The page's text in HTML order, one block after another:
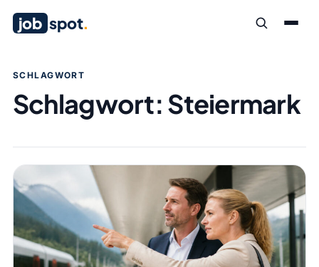
job spot.
SCHLAGWORT
Schlagwort:Steiermark